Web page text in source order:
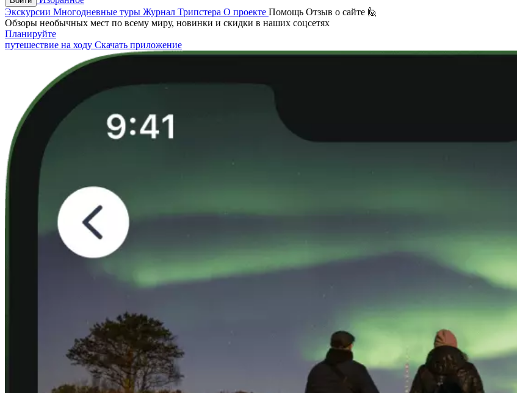
Экскурсии Многодневные туры Журнал Трипстера О проекте Помощь Отзыв о сайте 🙋
Обзоры необычных мест по всему миру, новинки и скидки в наших соцсетях
Планируйте
путешествие на ходу Скачать приложение